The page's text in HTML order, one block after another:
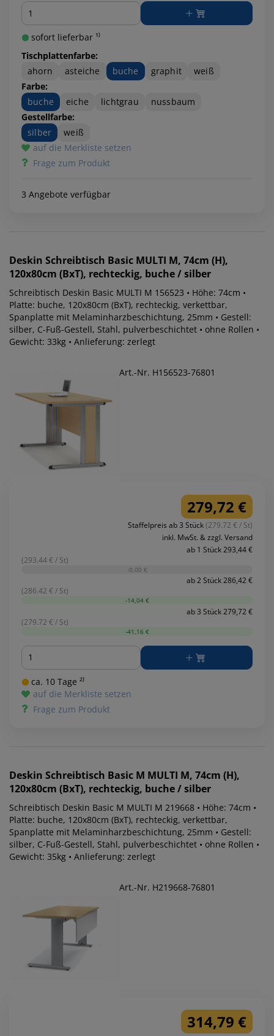
Menge
sofort lieferbar ¹⁾
Tischplattenfarbe:
ahorn
asteiche buche graphit
weiß
Farbe:
buche
eiche lichtgrau
nussbaum
Gestellfarbe:
silber
weiß
auf die Merkliste setzen
Frage zum Produkt
3 Angebote verfügbar
Deskin Schreibtisch Basic MULTI M, 74cm (H),
120x80cm (BxT), rechteckig, buche / silber
Schreibtisch Deskin Basic MULTI M 156523 • Höhe: 74cm •
Platte: buche, 120x80cm (BxT), rechteckig, verkettbar,
Spanplatte mit Melaminharzbeschichtung, 25mm • Gestell:
silber, C-Fuß-Gestell, Stahl, pulverbeschichtet • ohne Rollen •
Gewicht: 33kg • Anlieferung: zerlegt
Art.-Nr. H156523-76801
279,72 €
Staffelpreis ab 3 Stück(279.72 € / St)
inkl. MwSt. & zzgl. Versand
ab 1 Stück 293,44 €
(293.44 € / St)
-0,00 €
ab 2 Stück 286,42 €
(286.42 € / St)
-14,04 €
ab 3 Stück 279,72 €
(279.72 € / St)
-41,16 €
Menge
ca. 10 Tage ²⁾
auf die Merkliste setzen
Frage zum Produkt
Deskin Schreibtisch Basic M MULTI M, 74cm (H),
120x80cm (BxT), rechteckig, buche / silber
Schreibtisch Deskin Basic M MULTI M 219668 • Höhe: 74cm •
Platte: buche, 120x80cm (BxT), rechteckig, verkettbar,
Spanplatte mit Melaminharzbeschichtung, 25mm • Gestell:
silber, C-Fuß-Gestell, Stahl, pulverbeschichtet • ohne Rollen •
Gewicht: 35kg • Anlieferung: zerlegt
Art.-Nr. H219668-76801
314,79 €